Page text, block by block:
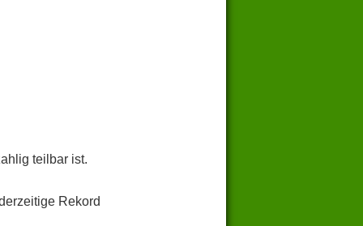
teilbar ist.
Rekord